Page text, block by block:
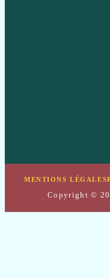
MENTIONS LÉGALES
Copyright ©